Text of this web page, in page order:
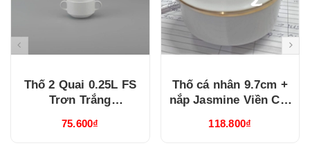
Thố 2 Quai 0.25L FS
Trơn Trắng
75.600₫
Thố cá nhân 9.7cm +
nắp Jasmine Viền Chỉ
118.800₫